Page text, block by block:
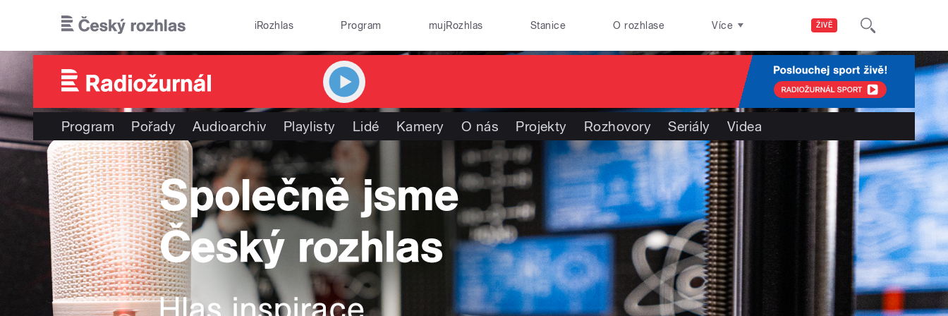
ŽIVĚ
iRozhlas Program mujRozhlas Stanice O rozhlase Více
Program Pořady Audioarchiv Playlisty Lidé Kamery O nás Projekty Rozhovory Seriály Videa